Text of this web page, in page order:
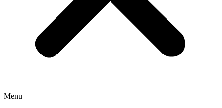
Menu